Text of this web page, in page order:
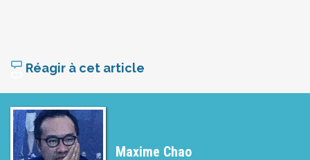
Réagir à cet article
Maxime Chao